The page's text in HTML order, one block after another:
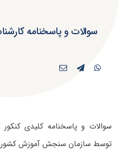
سوالات و پاسخنامه
توسط سازمان سنجش آموزش